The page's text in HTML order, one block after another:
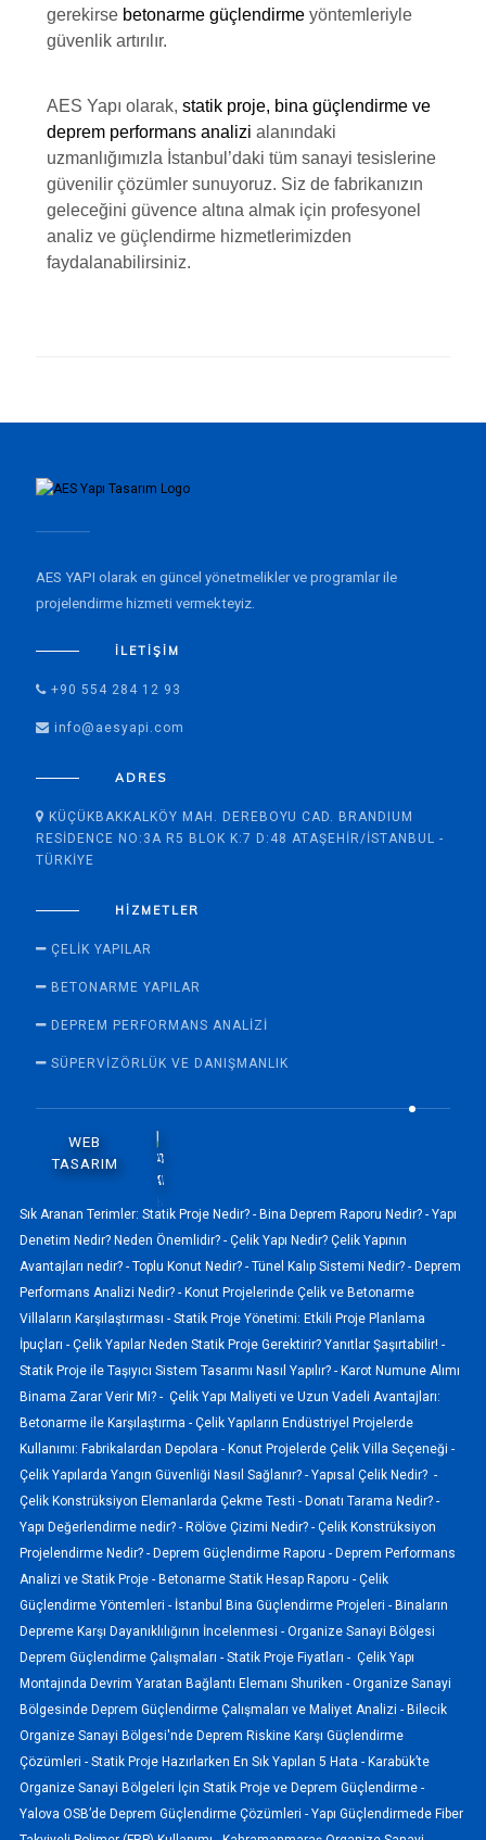
gerekirse betonarme güçlendirmeyöntemleriyle
güvenlik artırılır.
AES Yapı olarak, statik proje, bina güçlendirme ve
deprem performans analizi alanındaki
uzmanlığımızla İstanbul’daki tüm sanayi tesislerine
güvenilir çözümler sunuyoruz. Siz de fabrikanızın
geleceğini güvence altına almak için profesyonel
analiz ve güçlendirme hizmetlerimizden
faydalanabilirsiniz.
AES YAPI olarak en güncel yönetmelikler ve programlar ile
projelendirme hizmeti vermekteyiz.
İLETIŞIM
+90 554 284 12 93
info@aesyapi.com
ADRES
KÜÇÜKBAKKALKÖY MAH. DEREBOYU CAD. BRANDIUM
RESIDENCE NO:3A R5 BLOK K:7 D:48 ATAŞEHIR/İSTANBUL -
TÜRKIYE
HIZMETLER
ÇELIK YAPILAR
BETONARME YAPILAR
DEPREM PERFORMANS ANALIZI
SÜPERVİZÖRLÜK VE DANIŞMANLIK
WEB
TASARIM
Sık Aranan Terimler: Statik Proje Nedir? - Bina Deprem Raporu Nedir? - Yapı
Denetim Nedir? Neden Önemlidir? - Çelik Yapı Nedir? Çelik Yapının
Avantajları nedir? - Toplu Konut Nedir? - Tünel Kalıp Sistemi Nedir? - Deprem
Performans Analizi Nedir? - Konut Projelerinde Çelik ve Betonarme
Villaların Karşılaştırması - Statik Proje Yönetimi: Etkili Proje Planlama
İpuçları - Çelik Yapılar Neden Statik Proje Gerektirir? Yanıtlar Şaşırtabilir! -
Statik Proje ile Taşıyıcı Sistem Tasarımı Nasıl Yapılır? - Karot Numune Alımı
Binama Zarar Verir Mi? - Çelik Yapı Maliyeti ve Uzun Vadeli Avantajları:
Betonarme ile Karşılaştırma - Çelik Yapıların Endüstriyel Projelerde
Kullanımı: Fabrikalardan Depolara - Konut Projelerde Çelik Villa Seçeneği -
Çelik Yapılarda Yangın Güvenliği Nasıl Sağlanır? - Yapısal Çelik Nedir? -
Çelik Konstrüksiyon Elemanlarda Çekme Testi - Donatı Tarama Nedir? -
Yapı Değerlendirme nedir? - Rölöve Çizimi Nedir? - Çelik Konstrüksiyon
Projelendirme Nedir? - Deprem Güçlendirme Raporu - Deprem Performans
Analizi ve Statik Proje - Betonarme Statik Hesap Raporu - Çelik
Güçlendirme Yöntemleri - İstanbul Bina Güçlendirme Projeleri - Binaların
Depreme Karşı Dayanıklılığının İncelenmesi - Organize Sanayi Bölgesi
Deprem Güçlendirme Çalışmaları - Statik Proje Fiyatları - Çelik Yapı
Montajında Devrim Yaratan Bağlantı Elemanı Shuriken - Organize Sanayi
Bölgesinde Deprem Güçlendirme Çalışmaları ve Maliyet Analizi - Bilecik
Organize Sanayi Bölgesi'nde Deprem Riskine Karşı Güçlendirme
Çözümleri - Statik Proje Hazırlarken En Sık Yapılan 5 Hata - Karabük’te
Organize Sanayi Bölgeleri İçin Statik Proje ve Deprem Güçlendirme -
Yalova OSB’de Deprem Güçlendirme Çözümleri - Yapı Güçlendirmede Fiber